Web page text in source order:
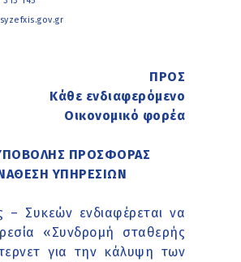
ΠΡΟΣ
Κάθε ενδιαφερόμενο
Οικονομικό φορέα
ΠΡΟΣΦΟΡΑΣ
ΥΠΗΡΕΣΙΩΝ
Συκεών ενδιαφέρεται να
«Συνδρομή σταθερής
για την κάλυψη των